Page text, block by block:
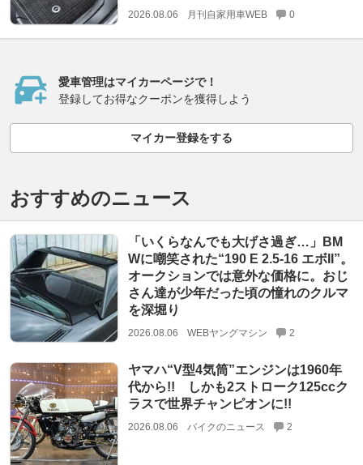
2026.08.06 月刊自家用車WEB 0
愛車管理はマイカーページで！
登録してお得なクーポンを獲得しよう
マイカー登録をする
おすすめのニュース
「いくらなんでも大げさ過ぎ…」BM
Wに嘲笑された“190 E 2.5-16 エボII”。
オークションでは意外な価格に。おじ
さん達が少年だった頃の憧れのクルマ
を深堀り
2026.08.06 WEBヤングマシン 2
ヤマハ“V型4気筒”エンジンは1960年
代から!! しかも2ストローク125ccク
ラスで世界チャンピオンに!!
2026.08.06 バイクのニュース 2